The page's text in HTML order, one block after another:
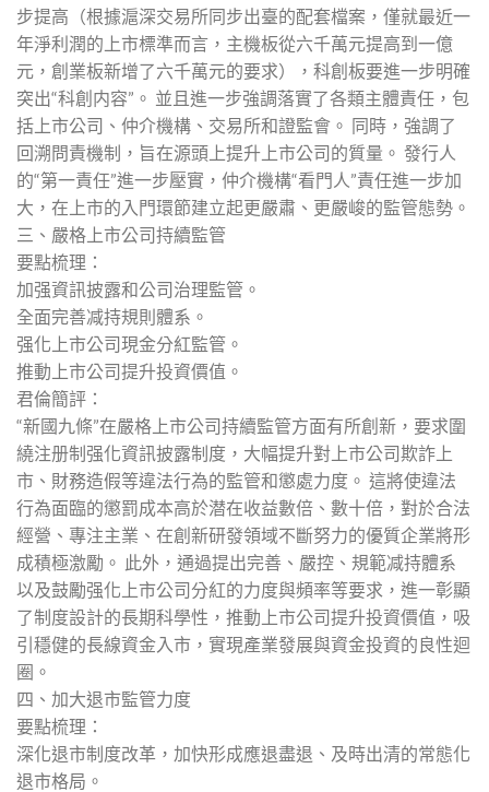
步提高（根據滬深交易所同步出臺的配套檔案，僅就最近一
年淨利潤的上市標準而言，主機板從六千萬元提高到一億
元，創業板新增了六千萬元的要求），科創板要進一步明確
突出“科創内容”。 並且進一步強調落實了各類主體責任，包
括上市公司、仲介機構、交易所和證監會。 同時，強調了
回溯問責機制，旨在源頭上提升上市公司的質量。 發行人
的“第一責任”進一步壓實，仲介機構“看門人”責任進一步加
大，在上市的入門環節建立起更嚴肅、更嚴峻的監管態勢。
三、嚴格上市公司持續監管
要點梳理：
加强資訊披露和公司治理監管。
全面完善减持規則體系。
强化上市公司現金分紅監管。
推動上市公司提升投資價值。
君倫簡評：
“新國九條”在嚴格上市公司持續監管方面有所創新，要求圍
繞注册制强化資訊披露制度，大幅提升對上市公司欺詐上
市、財務造假等違法行為的監管和懲處力度。 這將使違法
行為面臨的懲罰成本高於潜在收益數倍、數十倍，對於合法
經營、專注主業、在創新研發領域不斷努力的優質企業將形
成積極激勵。 此外，通過提出完善、嚴控、規範减持體系
以及鼓勵强化上市公司分紅的力度與頻率等要求，進一彰顯
了制度設計的長期科學性，推動上市公司提升投資價值，吸
引穩健的長線資金入市，實現產業發展與資金投資的良性迴
圈。
四、加大退市監管力度
要點梳理：
深化退市制度改革，加快形成應退盡退、及時出清的常態化
退市格局。